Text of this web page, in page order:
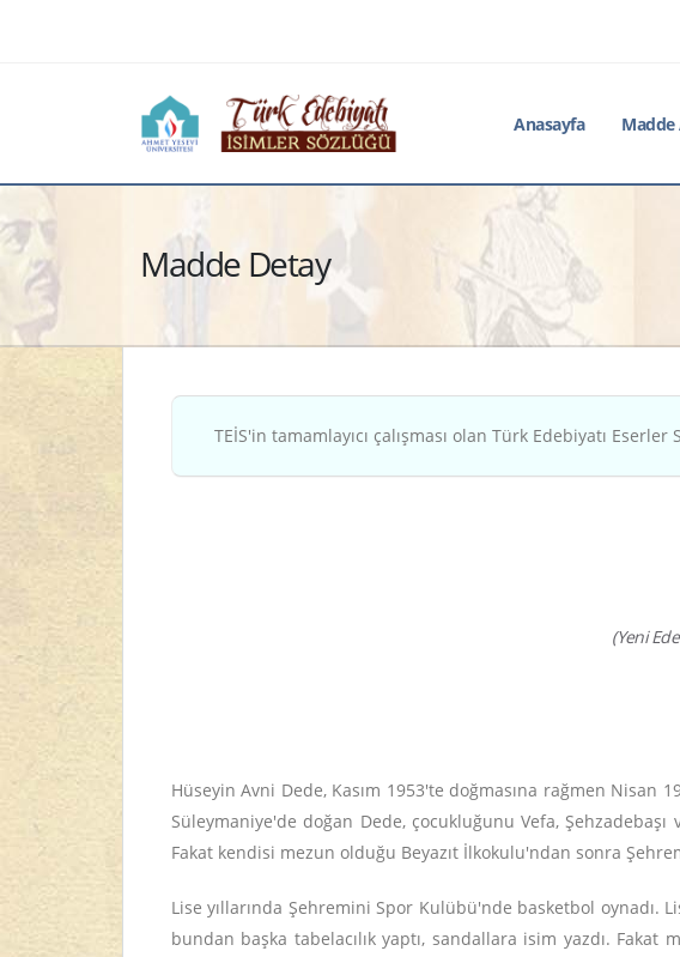
Anasayfa Madde
Madde Detay
TEİS'in tamamlayıcı çalışması olan Türk Edebiyatı Eserler
(Yeni
Hüseyin Avni Dede, Kasım 1953'te doğmasına rağmen
Süleymaniye'de doğan Dede, çocukluğunu Vefa,
Fakat kendisi mezun olduğu Beyazıt İlkokulu'ndan sonra
Lise yıllarında Şehremini Spor Kulübü'nde basketbol oynadı.
bundan başka tabelacılık yaptı, sandallara isim yazdı. Fakat